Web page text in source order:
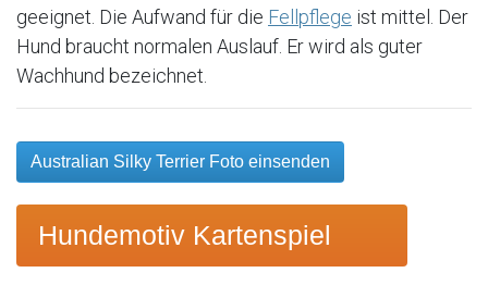
geeignet. Die Aufwand für die Fellpflege ist mittel. Der
Hund braucht normalen Auslauf. Er wird als guter
Wachhund bezeichnet.
Australian Silky Terrier Foto einsenden
Hundemotiv Kartenspiel